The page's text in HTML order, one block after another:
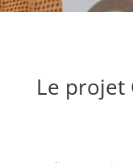
Le projet